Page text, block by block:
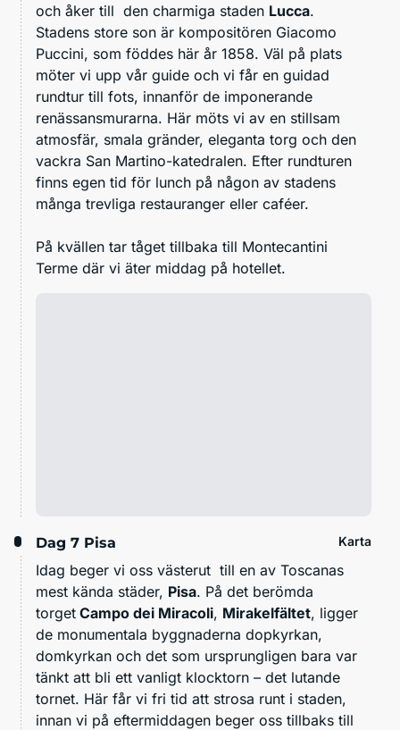
och åker till den charmiga staden Lucca.
Stadens store son är kompositören Giacomo
Puccini, som föddes här år 1858. Väl på plats
möter vi upp vår guide och vi får en guidad
rundtur till fots, innanför de imponerande
renässansmurarna. Här möts vi av en stillsam
atmosfär, smala gränder, eleganta torg och den
vackra San Martino-katedralen. Efter rundturen
finns egen tid för lunch på någon av stadens
många trevliga restauranger eller caféer.
På kvällen tar tåget tillbaka till Montecantini
Terme där vi äter middag på hotellet.
Dag 7 Pisa Karta
Idag beger vi oss västerut till en av Toscanas
mest kända städer, Pisa. På det berömda
torget Campo dei Miracoli, Mirakelfältet, ligger
de monumentala byggnaderna dopkyrkan,
domkyrkan och det som ursprungligen bara var
tänkt att bli ett vanligt klocktorn – det lutande
tornet. Här får vi fri tid att strosa runt i staden,
innan vi på eftermiddagen beger oss tillbaks till